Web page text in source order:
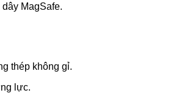
MagSafe.
thép không gỉ.
lực.